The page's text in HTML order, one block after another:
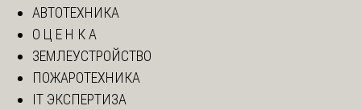
АВТОТЕХНИКА
О Ц Е Н К А
ЗЕМЛЕУСТРОЙСТВО
ПОЖАРОТЕХНИКА
IT ЭКСПЕРТИЗА